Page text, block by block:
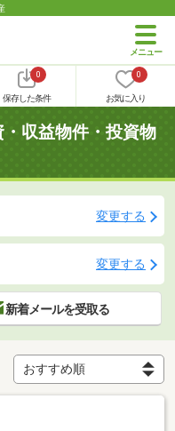
0
保存した条件
0
お気に入り
収益物件・投資物
変更する
変更する
新着メールを受取る